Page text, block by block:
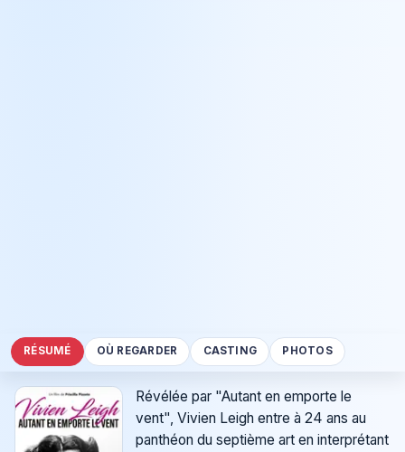
RÉSUMÉ OÙ REGARDER CASTING PHOTOS
Révélée par "Autant en emporte le
vent", Vivien Leigh entre à 24 ans au
panthéon du septième art en interprétant